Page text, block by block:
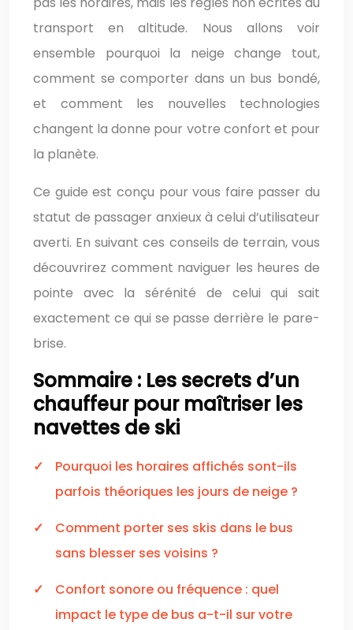
transport en altitude. Nous allons voir
ensemble pourquoi la neige change tout,
comment se comporter dans un bus bondé,
et comment les nouvelles technologies
changent la donne pour votre confort et pour
la planète.
Ce guide est conçu pour vous faire passer du
statut de passager anxieux à celui d’utilisateur
averti. En suivant ces conseils de terrain, vous
découvrirez comment naviguer les heures de
pointe avec la sérénité de celui qui sait
exactement ce qui se passe derrière le pare-
brise.
Sommaire : Les secrets d’un
chauffeur pour maîtriser les
navettes de ski
Pourquoi les horaires affichés sont-ils
parfois théoriques les jours de neige ?
Comment porter ses skis dans le bus
sans blesser ses voisins ?
Confort sonore ou fréquence : quel
impact le type de bus a-t-il sur votre